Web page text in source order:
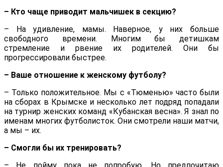
– Кто чаще приводит мальчишек в секцию?
– На удивление, мамы. Наверное, у них больше
свободного времени. Многим бы детишкам
стремление и рвение их родителей. Они бы
прогрессировали быстрее.
– Ваше отношение к женскому футболу?
– Только положительное. Мы с «Тюменью» часто были
на сборах в Крымске и несколько лет подряд попадали
на турнир женских команд «Кубанская весна». Я знал по
именам многих футболисток. Они смотрели наши матчи,
а мы – их.
– Смогли бы их тренировать?